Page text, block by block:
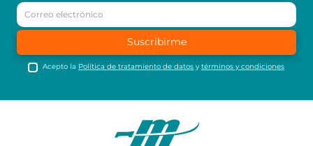
Suscribirme
Acepto la Política de tratamiento de datos ytérminos y condiciones